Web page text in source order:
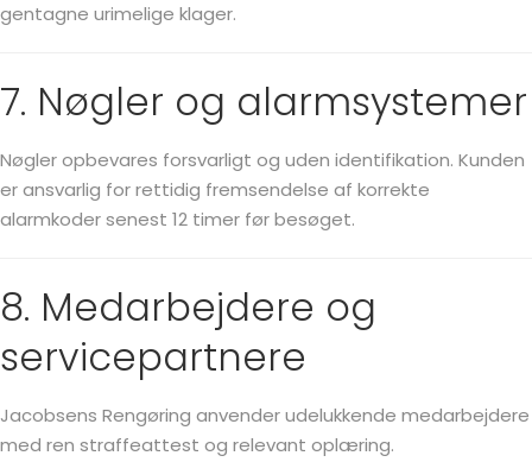
gentagne urimelige klager.
7. Nøgler og alarmsystemer
Nøgler opbevares forsvarligt og uden identifikation. Kunden
er ansvarlig for rettidig fremsendelse af korrekte
alarmkoder senest 12 timer før besøget.
8. Medarbejdere og
servicepartnere
Jacobsens Rengøring anvender udelukkende medarbejdere
med ren straffeattest og relevant oplæring.